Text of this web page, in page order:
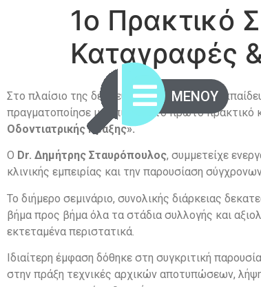
ΜΕΝΟΥ
1o Πρακτικό
Καταγραφές
Στο πλαίσιο της δέσμευσης για τη συνεχή
πραγματοποίησε με επιτυχία το πρώτο πρακτικό
Οδοντιατρικής Πράξης».
Ο Dr. Δημήτρης Σταυρόπουλος, συμμετείχε
κλινικής εμπειρίας και την παρουσίαση
Το διήμερο σεμινάριο, συνολικής διάρκειας
βήμα προς βήμα όλα τα στάδια συλλογής και
εκτεταμένα περιστατικά.
Ιδιαίτερη έμφαση δόθηκε στη συγκριτική
στην πράξη τεχνικές αρχικών αποτυπώσεων,